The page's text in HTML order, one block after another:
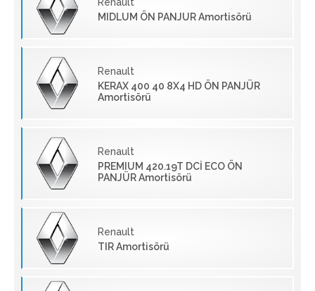
MIDLUM ÖN PANJUR Amortisörü
Renault
KERAX 400 40 8X4 HD ÖN PANJÜR
Amortisörü
Renault
PREMIUM 420.19T DCİ ECO ÖN
PANJÜR Amortisörü
Renault
TIR Amortisörü